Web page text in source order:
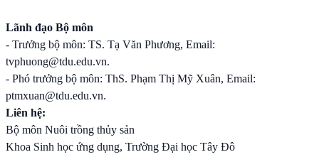
Lãnh đạo Bộ môn
- Trưởng bộ môn: TS. Tạ Văn Phương, Email:
tvphuong@tdu.edu.vn.
- Phó trưởng bộ môn: ThS. Phạm Thị Mỹ Xuân, Email:
ptmxuan@tdu.edu.vn.
Liên hệ:
Bộ môn Nuôi trồng thủy sản
Khoa Sinh học ứng dụng, Trường Đại học Tây Đô